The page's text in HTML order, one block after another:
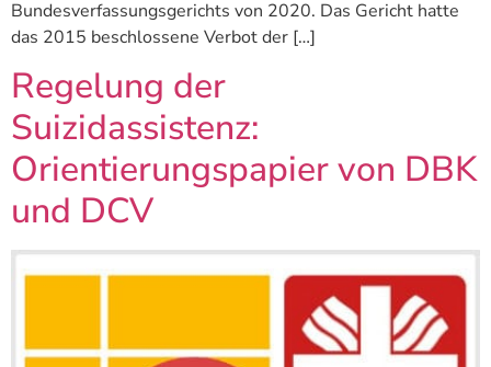
Bundesverfassungsgerichts von 2020. Das Gericht hatte
das 2015 beschlossene Verbot der […]
Regelung der
Suizidassistenz:
Orientierungspapier von DBK
und DCV